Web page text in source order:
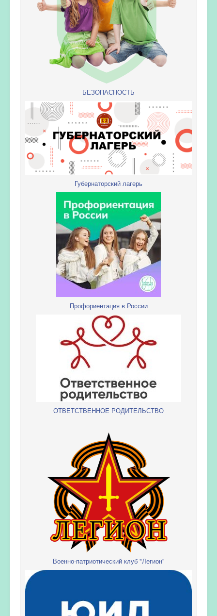
БЕЗОПАСНОСТЬ
Губернаторский лагерь
Профориентация в России
ОТВЕТСТВЕННОЕ РОДИТЕЛЬСТВО
Военно-патриотический клуб "Легион"